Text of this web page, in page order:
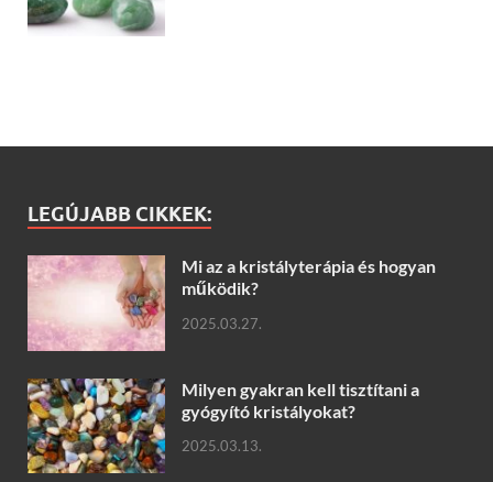
LEGÚJABB CIKKEK:
Mi az a kristályterápia és hogyan
működik?
2025.03.27.
Milyen gyakran kell tisztítani a
gyógyító kristályokat?
2025.03.13.